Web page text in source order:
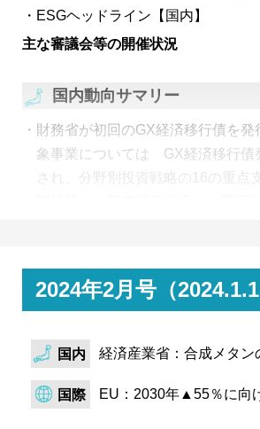
ESGヘッドライン【国内】
主な審議会等の開催状況
国内動向サマリー
財務省が初回のGX経済移行債を
象事業については GX経済移行債
され、分野別投資戦略の16の重
るGX製品市場に関する研究会第3
来のライフサイクル排出量と自
創出に向けた具体的な施策パッケ
政府は、水素社会推進法案とCCS
は低炭素水素等の供給・利用の早
2024年2月号（
国内 経済産業省：合成メタ
国際 EU：2030年▲55％に向